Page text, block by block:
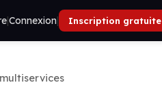
|Connexion| Inscription gratuite